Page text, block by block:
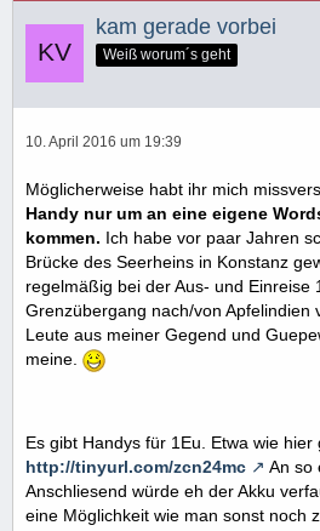
kam gerade vorbei
Weiß worum´s geht
10. April 2016 um 19:39
Möglicherweise habt ihr mich
Handy nur um an eine eigene
kommen. Ich habe vor paar Jahren
Brücke des Seerheins in Konstanz
regelmäßig bei der Aus- und Einreise
Grenzübergang nach/von Apfelindien
Leute aus meiner Gegend und
meine.
Es gibt Handys für 1Eu. Etwa wie hier
http://tinyurl.com/zcn24mc
An so
Anschliesend würde eh der Akku
eine Möglichkeit wie man sonst noch